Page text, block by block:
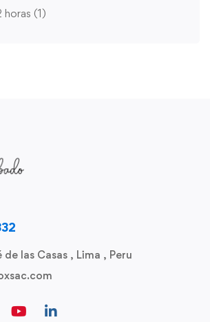
horas (1)
las Casas , Lima , Peru